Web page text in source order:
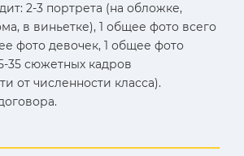
2-3 портрета (на обложке,
в виньетке), 1 общее фото всего
фото девочек, 1 общее фото
35 сюжетных кадров
от численности класса).